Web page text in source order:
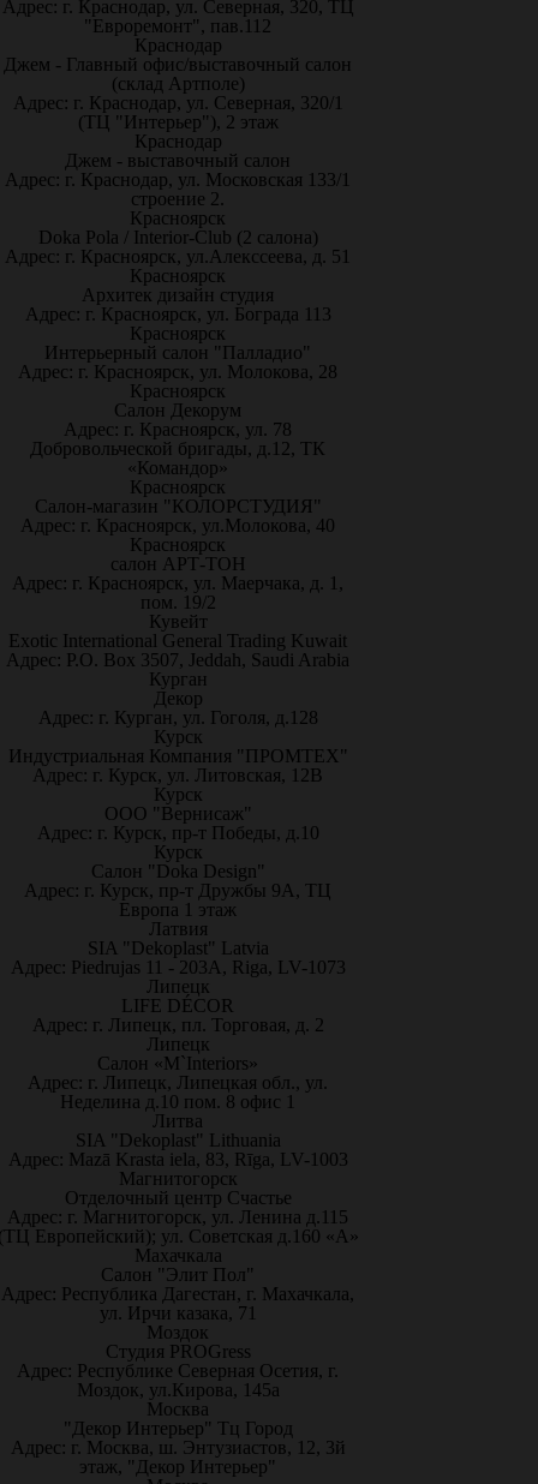
Адрес: г. Краснодар, ул. Северная, 320, ТЦ
"Евроремонт", пав.112
Краснодар
Джем - Главный офис/выставочный салон
(склад Артполе)
Адрес: г. Краснодар, ул. Северная, 320/1
(ТЦ "Интерьер"), 2 этаж
Краснодар
Джем - выставочный салон
Адрес: г. Краснодар, ул. Московская 133/1
строение 2.
Красноярск
Doka Pola / Interior-Club (2 салона)
Адрес: г. Красноярск, ул.Алекссеева, д. 51
Красноярск
Архитек дизайн студия
Адрес: г. Красноярск, ул. Бограда 113
Красноярск
Интерьерный салон "Палладио"
Адрес: г. Красноярск, ул. Молокова, 28
Красноярск
Салон Декорум
Адрес: г. Красноярск, ул. 78
Добровольческой бригады, д.12, ТК
«Командор»
Красноярск
Салон-магазин "КОЛОРСТУДИЯ"
Адрес: г. Красноярск, ул.Молокова, 40
Красноярск
салон АРТ-ТОН
Адрес: г. Красноярск, ул. Маерчака, д. 1,
пом. 19/2
Кувейт
Exotic International General Trading Kuwait
Адрес: P.O. Box 3507, Jeddah, Saudi Arabia
Курган
Декор
Адрес: г. Курган, ул. Гоголя, д.128
Курск
Индустриальная Компания "ПРОМТЕХ"
Адрес: г. Курск, ул. Литовская, 12В
Курск
ООО "Вернисаж"
Адрес: г. Курск, пр-т Победы, д.10
Курск
Салон "Doka Design"
Адрес: г. Курск, пр-т Дружбы 9А, ТЦ
Европа 1 этаж
Латвия
SIA "Dekoplast" Latvia
Адрес: Piedrujas 11 - 203A, Riga, LV-1073
Липецк
LIFE DÉCOR
Адрес: г. Липецк, пл. Торговая, д. 2
Липецк
Салон «M`Interiors»
Адрес: г. Липецк, Липецкая обл., ул.
Неделина д.10 пом. 8 офис 1
Литва
SIA "Dekoplast" Lithuania
Адрес: Mazā Krasta iela, 83, Rīga, LV-1003
Магнитогорск
Отделочный центр Счастье
Адрес: г. Магнитогорск, ул. Ленина д.115
Европейский); ул. Советская д.160 «А»
Махачкала
Салон "Элит Пол"
Адрес: Республика Дагестан, г. Махачкала,
ул. Ирчи казака, 71
Моздок
Студия PROGress
Адрес: Республике Северная Осетия, г.
Моздок, ул.Кирова, 145а
Москва
"Декор Интерьер" Тц Город
Адрес: г. Москва, ш. Энтузиастов, 12, 3й
этаж, "Декор Интерьер"